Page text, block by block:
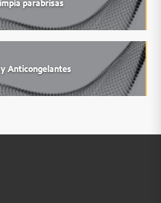
parabrisas
Anticongelantes